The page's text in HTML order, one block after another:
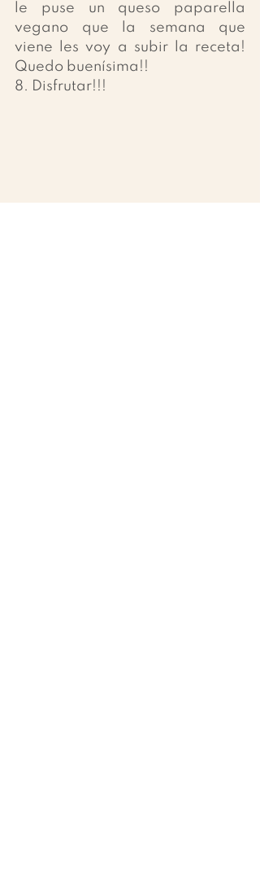
le puse un queso paparella
vegano que la semana que
viene les voy a subir la receta!
Quedo buenísima!!
8. Disfrutar!!!